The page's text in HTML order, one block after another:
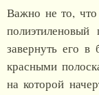
Важно не то,
завернуть его в
красными
на которой